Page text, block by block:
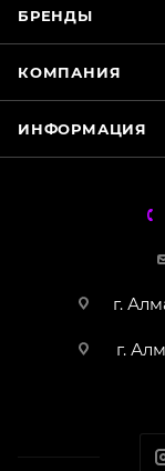
БРЕНДЫ
КОМПАНИЯ
ИНФОРМАЦИЯ
г.
г.